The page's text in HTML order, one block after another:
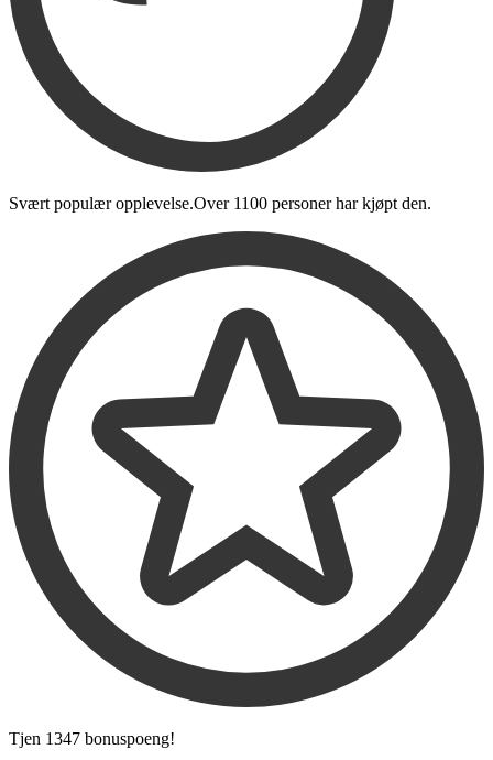
Svært populær opplevelse.Over 1100 personerhar kjøpt den.
Tjen 1347 bonuspoeng!